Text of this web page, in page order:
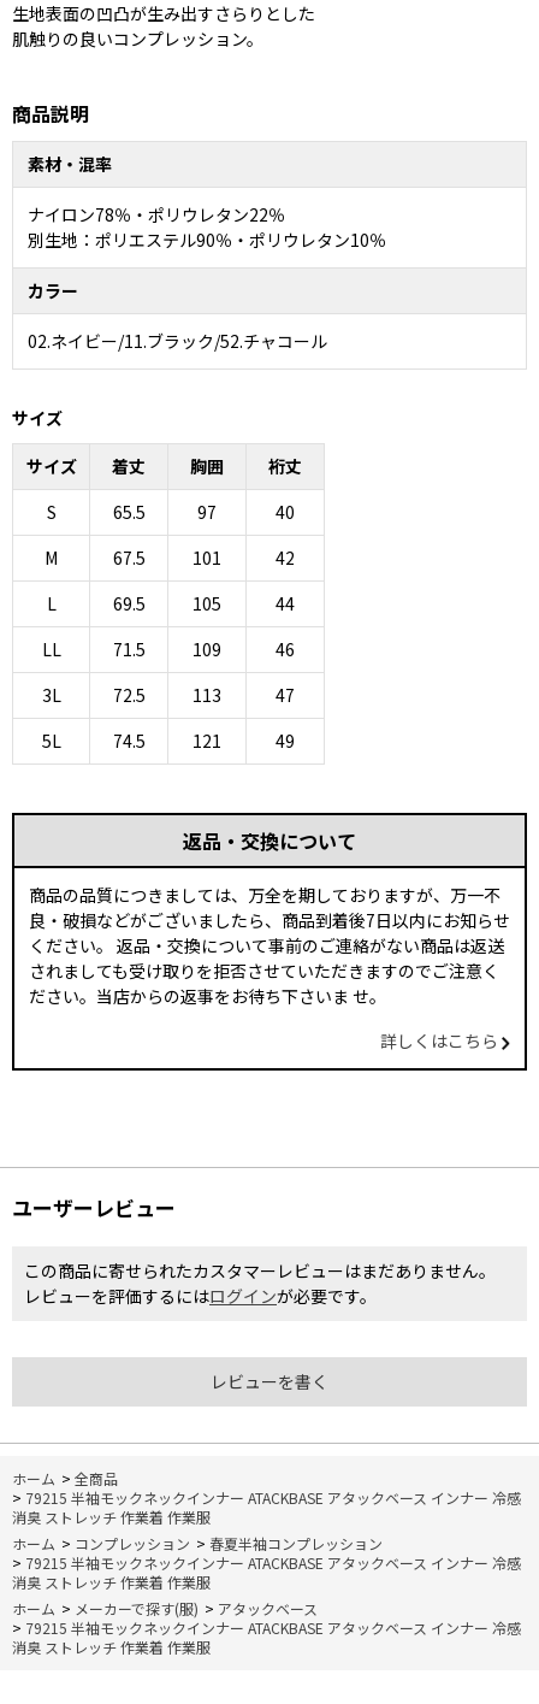
生地表面の凹凸が生み出すさらりとした
肌触りの良いコンプレッション。
商品説明
素材・混率
ナイロン78％・ポリウレタン22％
別生地：ポリエステル90％・ポリウレタン10％
カラー
02.ネイビー/11.ブラック/52.チャコール
サイズ
サイズ
着丈 胸囲
裄丈
S
65.5 97
40
M
67.5 101
42
L
69.5 105
44
LL
71.5 109
46
3L
72.5 113
47
5L
74.5 121 49
返品・交換について
商品の品質につきましては、万全を期しておりますが、万一不
良・破損などがございましたら、商品到着後7日以内にお知らせ
ください。 返品・交換について事前のご連絡がない商品は返送
されましても受け取りを拒否させていただきますのでご注意く
ださい。当店からの返事をお待ち下さいま せ。
詳しくはこちら
ユーザーレビュー
この商品に寄せられたカスタマーレビューはまだありません。
レビューを評価するにはログインが必要です。
レビューを書く
ホーム > 全商品
> 79215 半袖モックネックインナー ATACKBASE アタックベース インナー 冷感
消臭 ストレッチ 作業着 作業服
ホーム > コンプレッション > 春夏半袖コンプレッション
> 79215 半袖モックネックインナー ATACKBASE アタックベース インナー 冷感
消臭 ストレッチ 作業着 作業服
ホーム > メーカーで探す(服) > アタックベース
> 79215 半袖モックネックインナー ATACKBASE アタックベース インナー 冷感
消臭 ストレッチ 作業着 作業服